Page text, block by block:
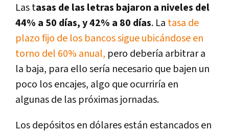
Las tasas de las letras bajaron a niveles del
44% a 50 días, y 42% a 80 días. La tasa de
plazo fijo de los bancos sigue ubicándose en
torno del 60% anual, pero debería arbitrar a
la baja, para ello sería necesario que bajen un
poco los encajes, algo que ocurriría en
algunas de las próximas jornadas.
Los depósitos en dólares están estancados en